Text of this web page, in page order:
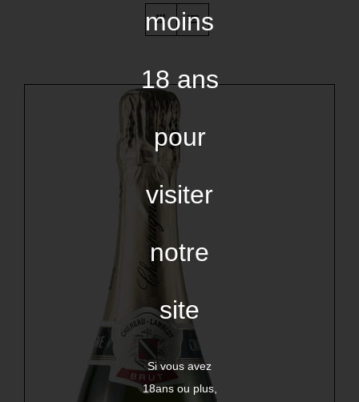
moins
18 ans
pour
visiter
notre
site
Si vous avez
18ans ou plus,